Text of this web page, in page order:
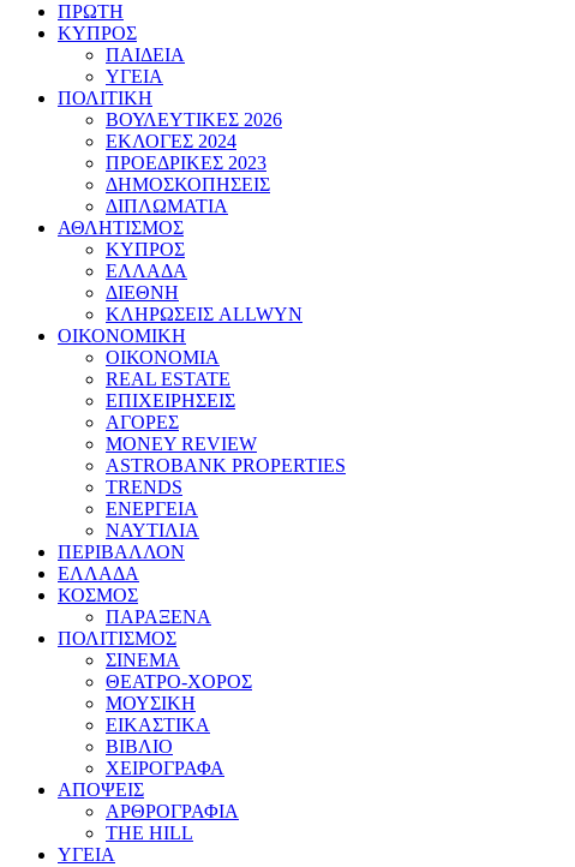
ΠΡΩΤΗ
ΚΥΠΡΟΣ
ΠΑΙΔΕΙΑ
ΥΓΕΙΑ
ΠΟΛΙΤΙΚΗ
ΒΟΥΛΕΥΤΙΚΕΣ 2026
ΕΚΛΟΓΕΣ 2024
ΠΡΟΕΔΡΙΚΕΣ 2023
ΔΗΜΟΣΚΟΠΗΣΕΙΣ
ΔΙΠΛΩΜΑΤΙΑ
ΑΘΛΗΤΙΣΜΟΣ
ΚΥΠΡΟΣ
ΕΛΛΑΔΑ
ΔΙΕΘΝΗ
ΚΛΗΡΩΣΕΙΣ ALLWYN
ΟΙΚΟΝΟΜΙΚΗ
ΟΙΚΟΝΟΜΙΑ
REAL ESTATE
ΕΠΙΧΕΙΡΗΣΕΙΣ
ΑΓΟΡΕΣ
MONEY REVIEW
ASTROBANK PROPERTIES
TRENDS
ΕΝΕΡΓΕΙΑ
ΝΑΥΤΙΛΙΑ
ΠΕΡΙΒΑΛΛΟΝ
ΕΛΛΑΔΑ
ΚΟΣΜΟΣ
ΠΑΡΑΞΕΝΑ
ΠΟΛΙΤΙΣΜΟΣ
ΣΙΝΕΜΑ
ΘΕΑΤΡΟ-ΧΟΡΟΣ
ΜΟΥΣΙΚΗ
ΕΙΚΑΣΤΙΚΑ
ΒΙΒΛΙΟ
ΧΕΙΡΟΓΡΑΦΑ
ΑΠΟΨΕΙΣ
ΑΡΘΡΟΓΡΑΦΙΑ
THE HILL
ΥΓΕΙΑ